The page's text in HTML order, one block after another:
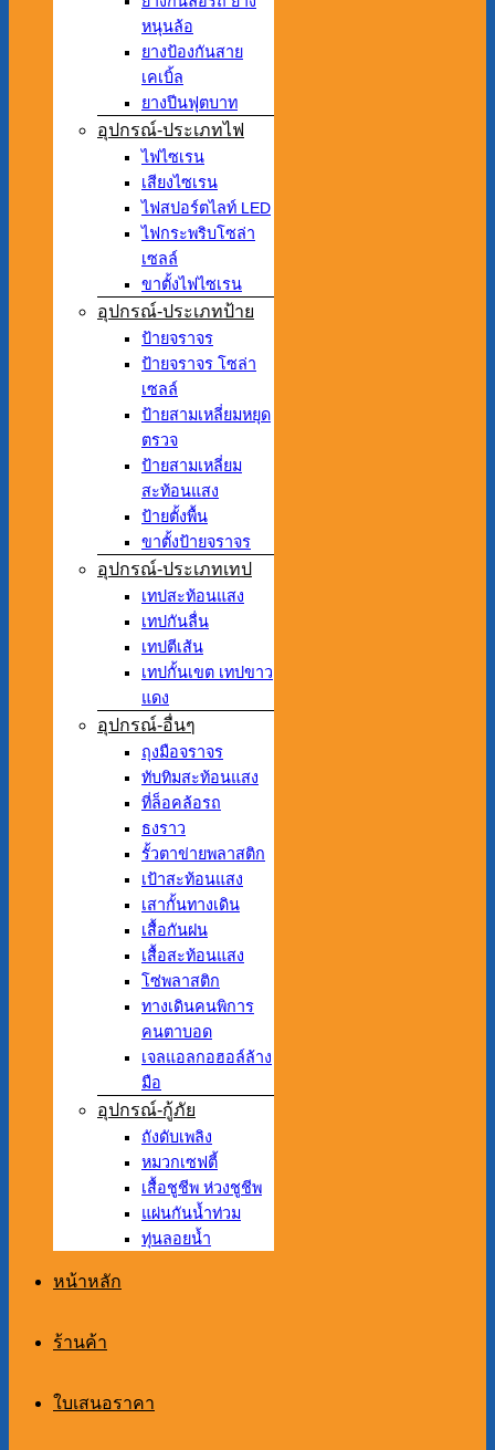
หนุนล้อ
ยางป้องกันสาย
เคเบิ้ล
ยางปีนฟุตบาท
อุปกรณ์-ประเภทไฟ
ไฟไซเรน
เสียงไซเรน
ไฟสปอร์ตไลท์ LED
ไฟกระพริบโซล่า
เซลล์
ขาตั้งไฟไซเรน
อุปกรณ์-ประเภทป้าย
ป้ายจราจร
ป้ายจราจร โซล่า
เซลล์
ป้ายสามเหลี่ยมหยุด
ตรวจ
ป้ายสามเหลี่ยม
สะท้อนแสง
ป้ายตั้งพื้น
ขาตั้งป้ายจราจร
อุปกรณ์-ประเภทเทป
เทปสะท้อนแสง
เทปกันลื่น
เทปตีเส้น
เทปกั้นเขต เทปขาว
แดง
อุปกรณ์-อื่นๆ
ถุงมือจราจร
ทับทิมสะท้อนแสง
ที่ล็อคล้อรถ
ธงราว
รั้วตาข่ายพลาสติก
เป้าสะท้อนแสง
เสากั้นทางเดิน
เสื้อกันฝน
เสื้อสะท้อนแสง
โซ่พลาสติก
ทางเดินคนพิการ
คนตาบอด
เจลแอลกอฮอล์ล้าง
มือ
อุปกรณ์-กู้ภัย
ถังดับเพลิง
หมวกเซฟตี้
เสื้อชูชีพ ห่วงชูชีพ
แผ่นกันน้ำท่วม
ทุ่นลอยน้ำ
หน้าหลัก
ร้านค้า
ใบเสนอราคา